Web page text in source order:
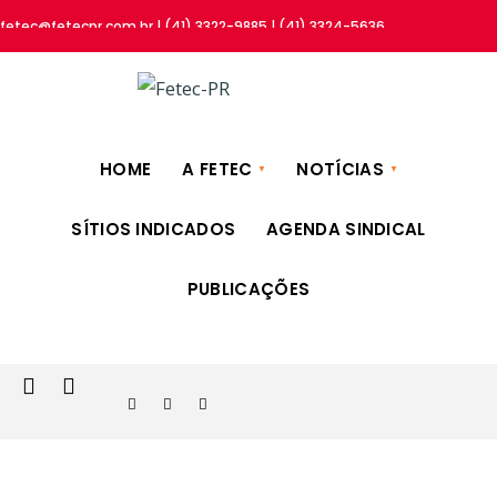
fetec@fetecpr.com.br | (41) 3322-9885 | (41) 3324-5636
HOME A FETEC NOTÍCIAS
SÍTIOS INDICADOS AGENDA SINDICAL
PUBLICAÇÕES